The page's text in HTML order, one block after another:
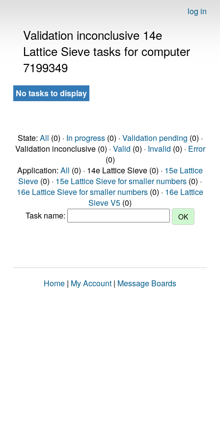
log in
Validation inconclusive 14e
Lattice Sieve tasks for computer
7199349
No tasks to display
State: All (0) · In progress(0) · Validation pending (0) ·
Validation inconclusive (0) · Valid (0) · Invalid (0) · Error
(0)
Application: All (0) · 14e Lattice Sieve (0) · 15e Lattice
Sieve (0) · 15e Lattice Sieve for smaller numbers (0) ·
16e Lattice Sieve for smaller numbers (0) · 16e Lattice
Sieve V5 (0)
Task name:
Home | My Account | Message Boards